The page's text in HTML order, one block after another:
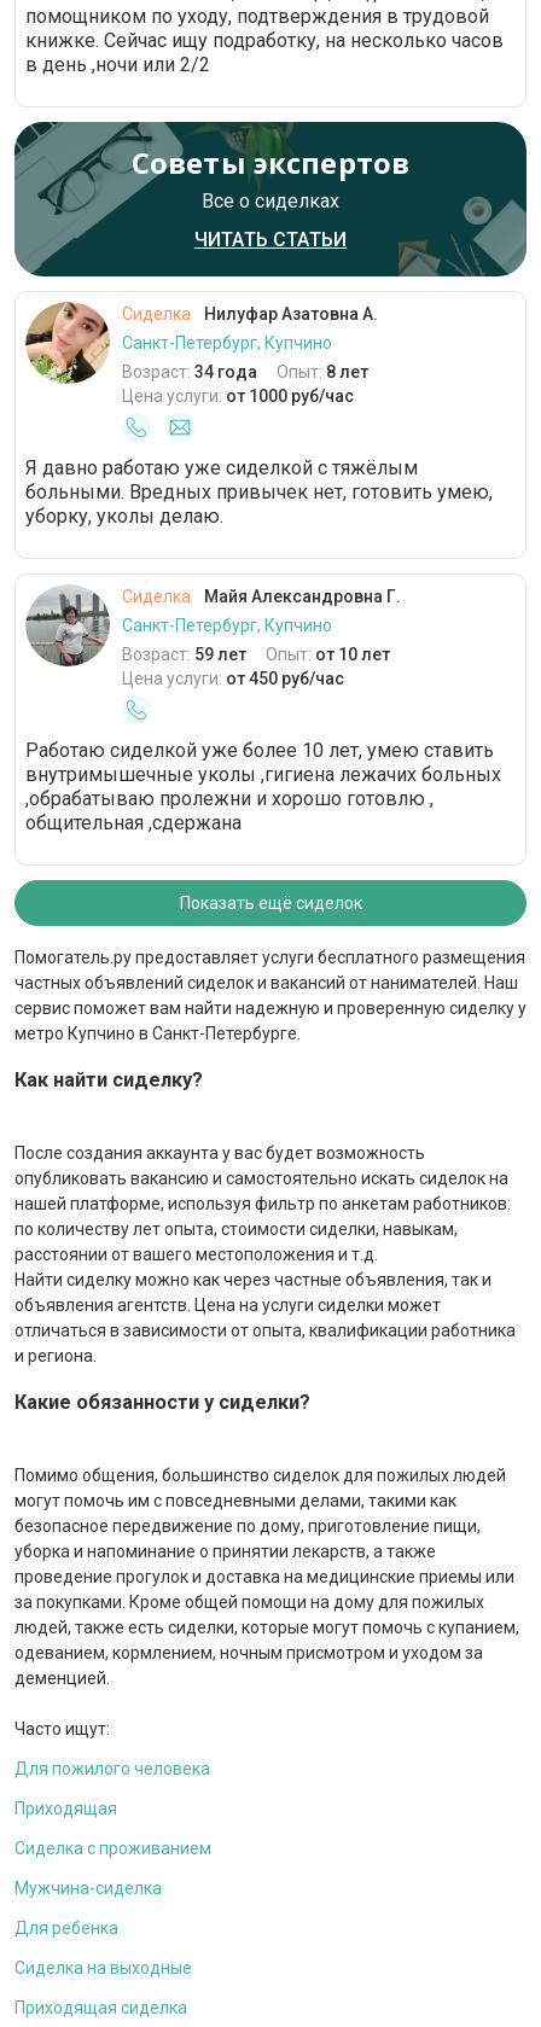
помощником по уходу, подтверждения в трудовой
книжке. Сейчас ищу подработку, на несколько часов
в день ,ночи или 2/2
Советы экспертов
Все о сиделках
ЧИТАТЬ СТАТЬИ
Сиделка
Нилуфар Азатовна А.
Санкт-Петербург, Купчино
Возраст: 34 года Опыт: 8 лет
Цена услуги: от 1000 руб/час
Я давно работаю уже сиделкой с тяжёлым
больными. Вредных привычек нет, готовить умею,
уборку, уколы делаю.
Сиделка
Майя Александровна Г.
Санкт-Петербург, Купчино
Возраст: 59 лет Опыт: от 10 лет
Цена услуги: от 450 руб/час
Работаю сиделкой уже более 10 лет, умею ставить
внутримышечные уколы ,гигиена лежачих больных
,обрабатываю пролежни и хорошо готовлю ,
общительная ,сдержана
Показать ещё сиделок
Помогатель.ру предоставляет услуги бесплатного размещения
частных объявлений сиделок и вакансий от нанимателей. Наш
сервис поможет вам найти надежную и проверенную сиделку у
метро Купчино в Санкт-Петербурге.
Как найти сиделку?
После создания аккаунта у вас будет возможность
опубликовать вакансию и самостоятельно искать сиделок на
нашей платформе, используя фильтр по анкетам работников:
по количеству лет опыта, стоимости сиделки, навыкам,
расстоянии от вашего местоположения и т.д.
Найти сиделку можно как через частные объявления, так и
объявления агентств. Цена на услуги сиделки может
отличаться в зависимости от опыта, квалификации работника
и региона.
Какие обязанности у сиделки?
Помимо общения, большинство сиделок для пожилых людей
могут помочь им с повседневными делами, такими как
безопасное передвижение по дому, приготовление пищи,
уборка и напоминание о принятии лекарств, а также
проведение прогулок и доставка на медицинские приемы или
за покупками. Кроме общей помощи на дому для пожилых
людей, также есть сиделки, которые могут помочь с купанием,
одеванием, кормлением, ночным присмотром и уходом за
деменцией.
Часто ищут:
Для пожилого человека
Приходящая
Сиделка с проживанием
Мужчина-сиделка
Для ребенка
Сиделка на выходные
Приходящая сиделка